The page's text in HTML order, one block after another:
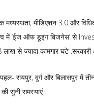
मध्यस्थता, मीडिएशन 3.0 और
में ‘ईज ऑफ डूइंग बिजनेस’ से
से ज्यादा कामगार घटे
रायपुर, दुर्ग और बिलासपुर में
की सुनी समस्याएं